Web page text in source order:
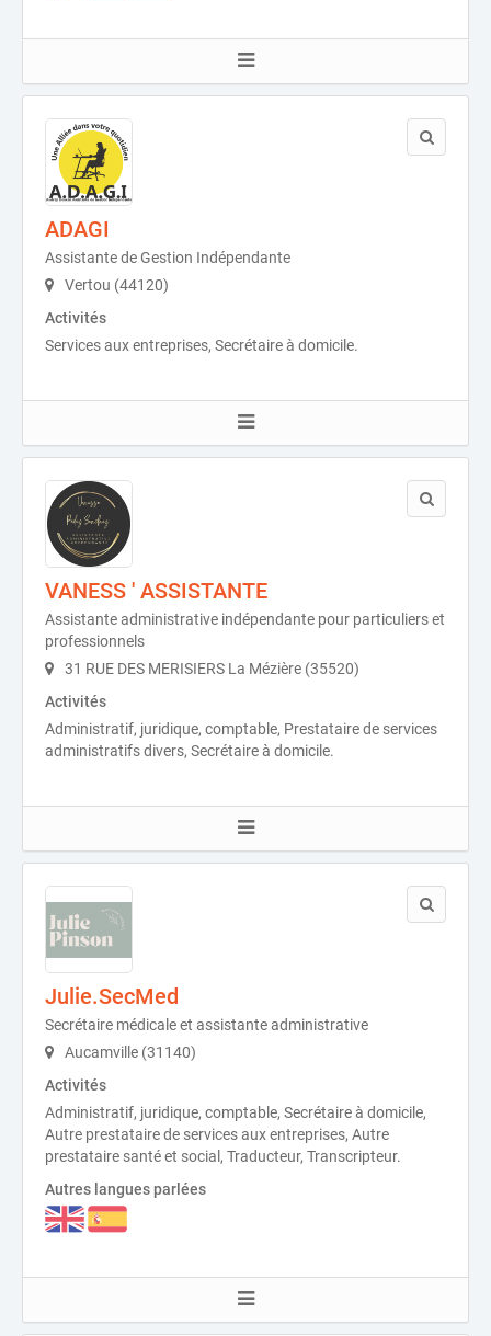
ADAGI
Assistante de Gestion Indépendante
Vertou (44120)
Activités
Services aux entreprises, Secrétaire à domicile.
VANESS ' ASSISTANTE
Assistante administrative indépendante pour particuliers et
professionnels
31 RUE DES MERISIERS La Mézière (35520)
Activités
Administratif, juridique, comptable, Prestataire de services
administratifs divers, Secrétaire à domicile.
Julie.SecMed
Secrétaire médicale et assistante administrative
Aucamville (31140)
Activités
Administratif, juridique, comptable, Secrétaire à domicile,
Autre prestataire de services aux entreprises, Autre
prestataire santé et social, Traducteur, Transcripteur.
Autres langues parlées